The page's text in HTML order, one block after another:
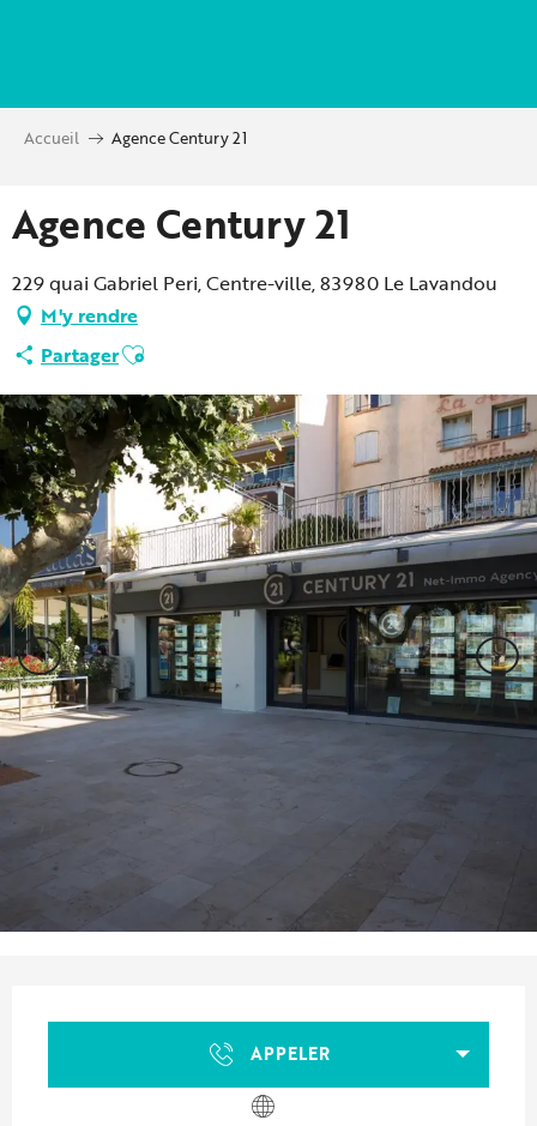
principal
Accueil Agence Century 21
Agence Century 21
229 quai Gabriel Peri, Centre-ville, 83980 Le Lavandou
M'y rendre
PartagerAjouter aux favoris
APPELER